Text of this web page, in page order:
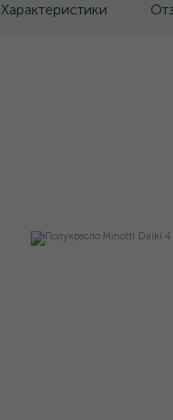
Характеристики